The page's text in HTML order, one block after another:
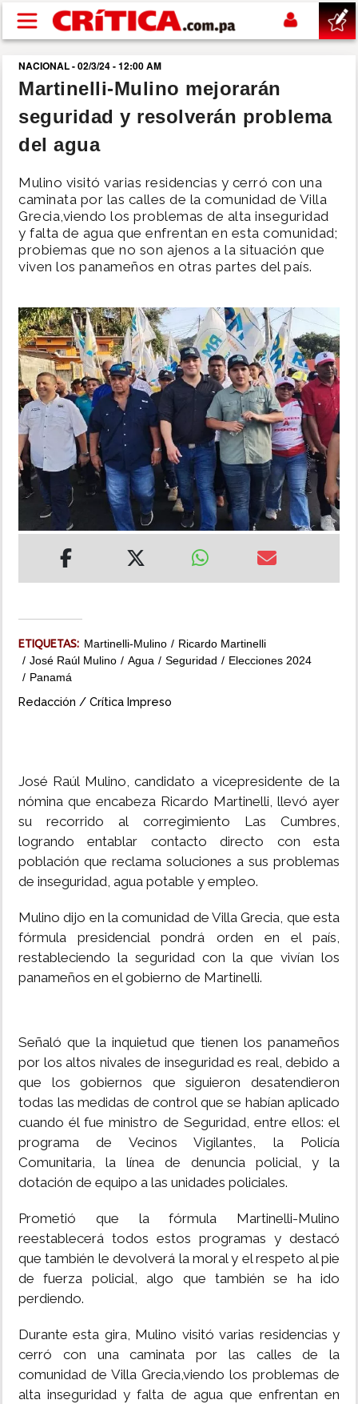
Pasar al contenido principal
buscar
SUCESOS
POLÍTICA
SHOW
MUNDO
INSÓLITAS
MULTIMEDIA
IMPRESO
NACIONAL - 02/3/24 - 12:00 AM
Martinelli-Mulino mejorarán
seguridad y resolverán problema
del agua
Mulino visitó varias residencias y cerró con una
caminata por las calles de la comunidad de Villa
Grecia,viendo los problemas de alta inseguridad
y falta de agua que enfrentan en esta comunidad;
probiemas que no son ajenos a la situación que
viven los panameños en otras partes del país.
ETIQUETAS: Martinelli-Mulino
Ricardo Martinelli
José Raúl Mulino
Agua Seguridad
Elecciones 2024
Panamá
Redacción / Crítica Impreso
José Raúl Mulino, candidato a vicepresidente de la
nómina que encabeza Ricardo Martinelli, llevó ayer
su recorrido al corregimiento Las Cumbres,
logrando entablar contacto directo con esta
población que reclama soluciones a sus problemas
de inseguridad, agua potable y empleo.
Mulino dijo en la comunidad de Villa Grecia, que esta
fórmula presidencial pondrá orden en el país,
restableciendo la seguridad con la que vivían los
panameños en el gobierno de Martinelli.
Señaló que la inquietud que tienen los panameños
por los altos nivales de inseguridad es real, debido a
que los gobiernos que siguieron desatendieron
todas las medidas de control que se habían aplicado
cuando él fue ministro de Seguridad, entre ellos: el
programa de Vecinos Vigilantes, la Policía
Comunitaria, la línea de denuncia policial, y la
dotación de equipo a las unidades policiales.
Prometió que la fórmula Martinelli-Mulino
reestablecerá todos estos programas y destacó
que también le devolverá la moral y el respeto al pie
de fuerza policial, algo que también se ha ido
perdiendo.
Durante esta gira, Mulino visitó varias residencias y
cerró con una caminata por las calles de la
comunidad de Villa Grecia,viendo los problemas de
alta inseguridad y falta de agua que enfrentan en